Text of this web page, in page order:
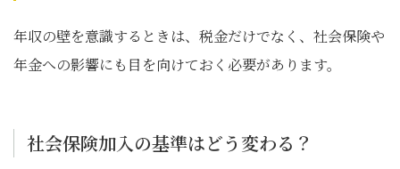
年収の壁を意識するときは、税金だけでなく、社会保険や
年金への影響にも目を向けておく必要があります。
社会保険加入の基準はどう変わる？